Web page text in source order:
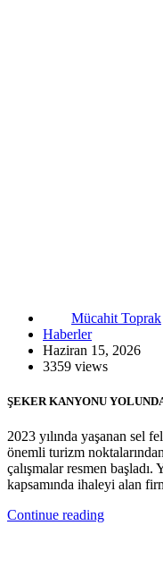
Mücahit Toprak
Haberler
Haziran 15, 2026
3359 views
ŞEKER KANYONU
2023 yılında yaşanan sel
önemli turizm
çalışmalar resmen başladı.
kapsamında ihaleyi alan
Continue reading